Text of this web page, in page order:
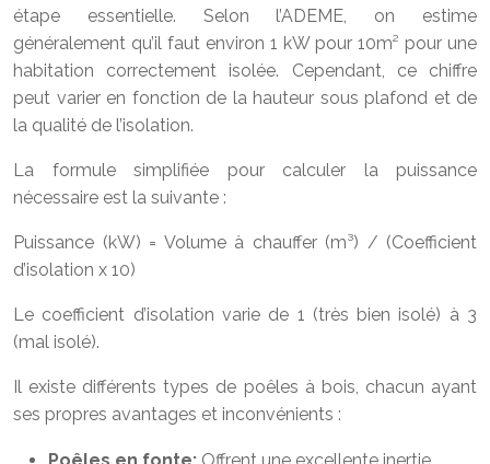
étape essentielle. Selon l’ADEME, on estime
généralement qu’il faut environ 1 kW pour 10m² pour une
habitation correctement isolée. Cependant, ce chiffre
peut varier en fonction de la hauteur sous plafond et de
la qualité de l’isolation.
La formule simplifiée pour calculer la puissance
nécessaire est la suivante :
Puissance (kW) = Volume à chauffer (m³) / (Coefficient
d’isolation x 10)
Le coefficient d’isolation varie de 1 (très bien isolé) à 3
(mal isolé).
Il existe différents types de poêles à bois, chacun ayant
ses propres avantages et inconvénients :